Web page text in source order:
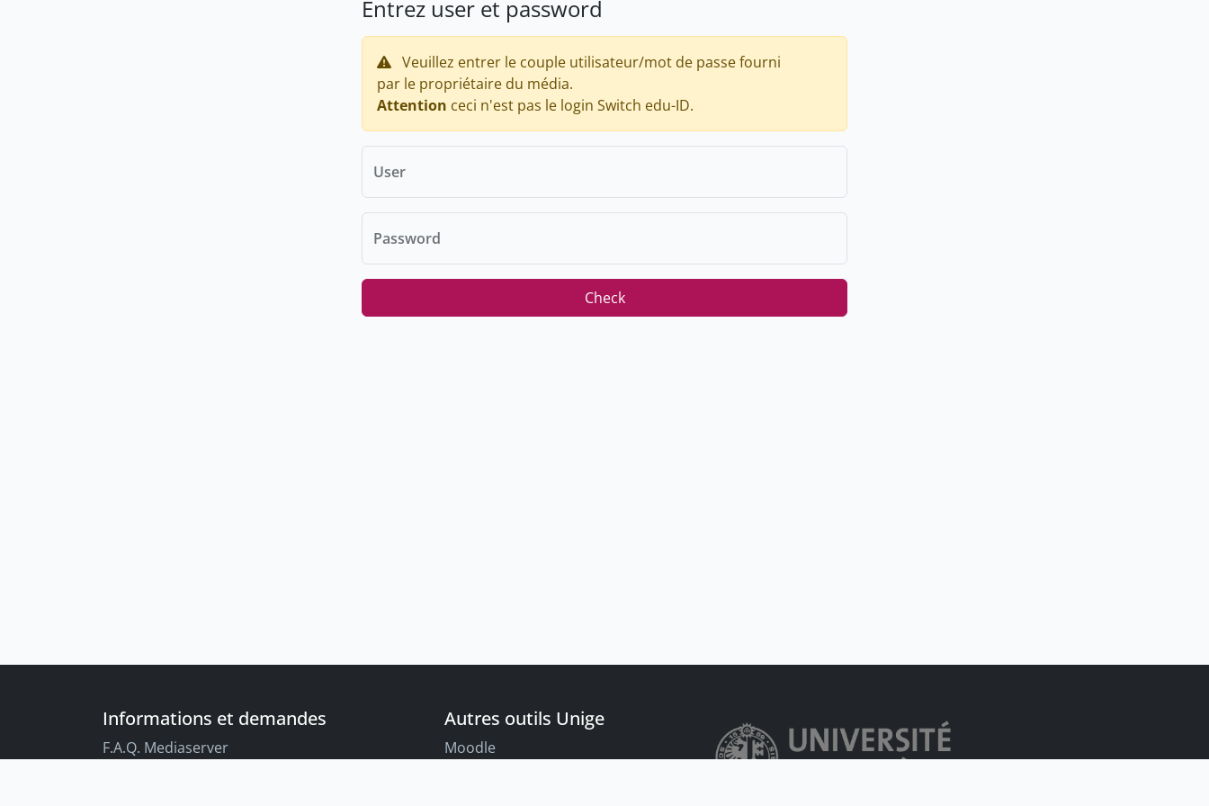
Entrez user et password
Veuillez entrer le couple utilisateur/mot de passe fourni
par le propriétaire du média.
Attention ceci n'est pas le login Switch edu-ID.
User
Password
Check
Informations et demandes
F.A.Q. Mediaserver
Autres outils Unige
Moodle